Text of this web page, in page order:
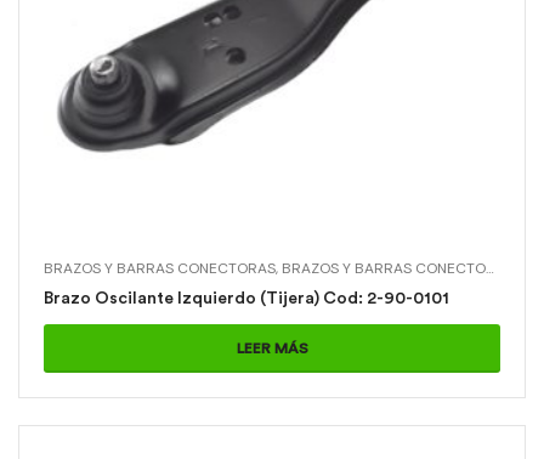
BRAZOS Y BARRAS CONECTORAS, BRAZOS Y BARRAS CONECTORAS > BRAZO OSCILANTE L (TIJERA)
Brazo Oscilante Izquierdo (Tijera) Cod: 2-90-0101
LEER MÁS